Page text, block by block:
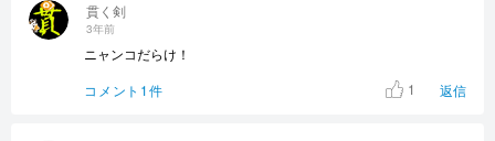
貫く剣
3年前
ニャンコだらけ！
コメント1件
1 返信